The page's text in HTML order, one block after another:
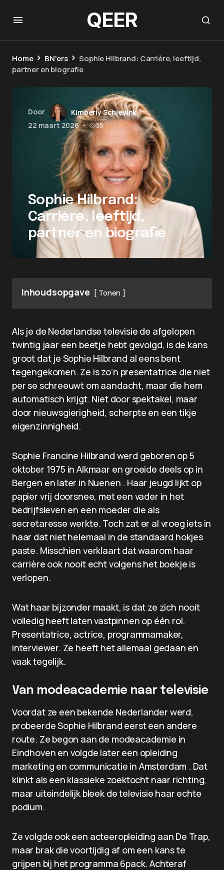
QEER
Home BN'ers
Sophie Hilbrand: Carrière, leeftijd,
partner en biografie
Door
Kimberly Schievink
22 maart 2026 • 55
Sophie Hilbrand:
Carrière, leeftijd,
partner en biografie
Inhoudsopgave Tonen
Als je de Nederlandse televisie de afgelopen
twintig jaar een beetje hebt gevolgd, is de kans
groot dat je Sophie Hilbrand al eens bent
tegengekomen. Ze is zo’n presentatrice die niet
per se schreeuwt om aandacht, maar die hem
automatisch krijgt. Niet door spektakel, maar
door nieuwsgierigheid, scherpte en een tikje
eigenzinnigheid.
Sophie Francine Hilbrand werd geboren op 5
oktober 1975 in Alkmaar en groeide deels op in
Bergen en later in Nuenen . Haar jeugd lijkt op
papier vrij doorsnee, met een vader in het
bedrijfsleven en een moeder die als
secretaresse werkte. Toch zat er al vroeg iets in
haar dat niet helemaal in de standaard hokjes
paste. Misschien verklaart dat waarom haar
carrière ook nooit echt volgens het boekje is
verlopen.
Wat haar bijzonder maakt, is dat ze zich nooit
volledig heeft laten vastpinnen op één rol.
Presentatrice, actrice, programmamaker,
interviewer. Ze heeft het allemaal gedaan en
vaak tegelijk.
Van modeacademie naar televisie
Voordat ze een bekende Nederlander werd,
probeerde Sophie Hilbrand eerst een andere
route. Ze begon aan de modeacademie in
Eindhoven en volgde later een opleiding
marketing en communicatie in Amsterdam . Dat
klinkt als een klassieke zoektocht naar richting,
maar uiteindelijk bleek de televisie haar echte
podium.
Ze volgde ook een acteeropleiding aan De Trap,
maar brak die voortijdig af om een kans te
grijpen bij het programma 6pack. Achteraf